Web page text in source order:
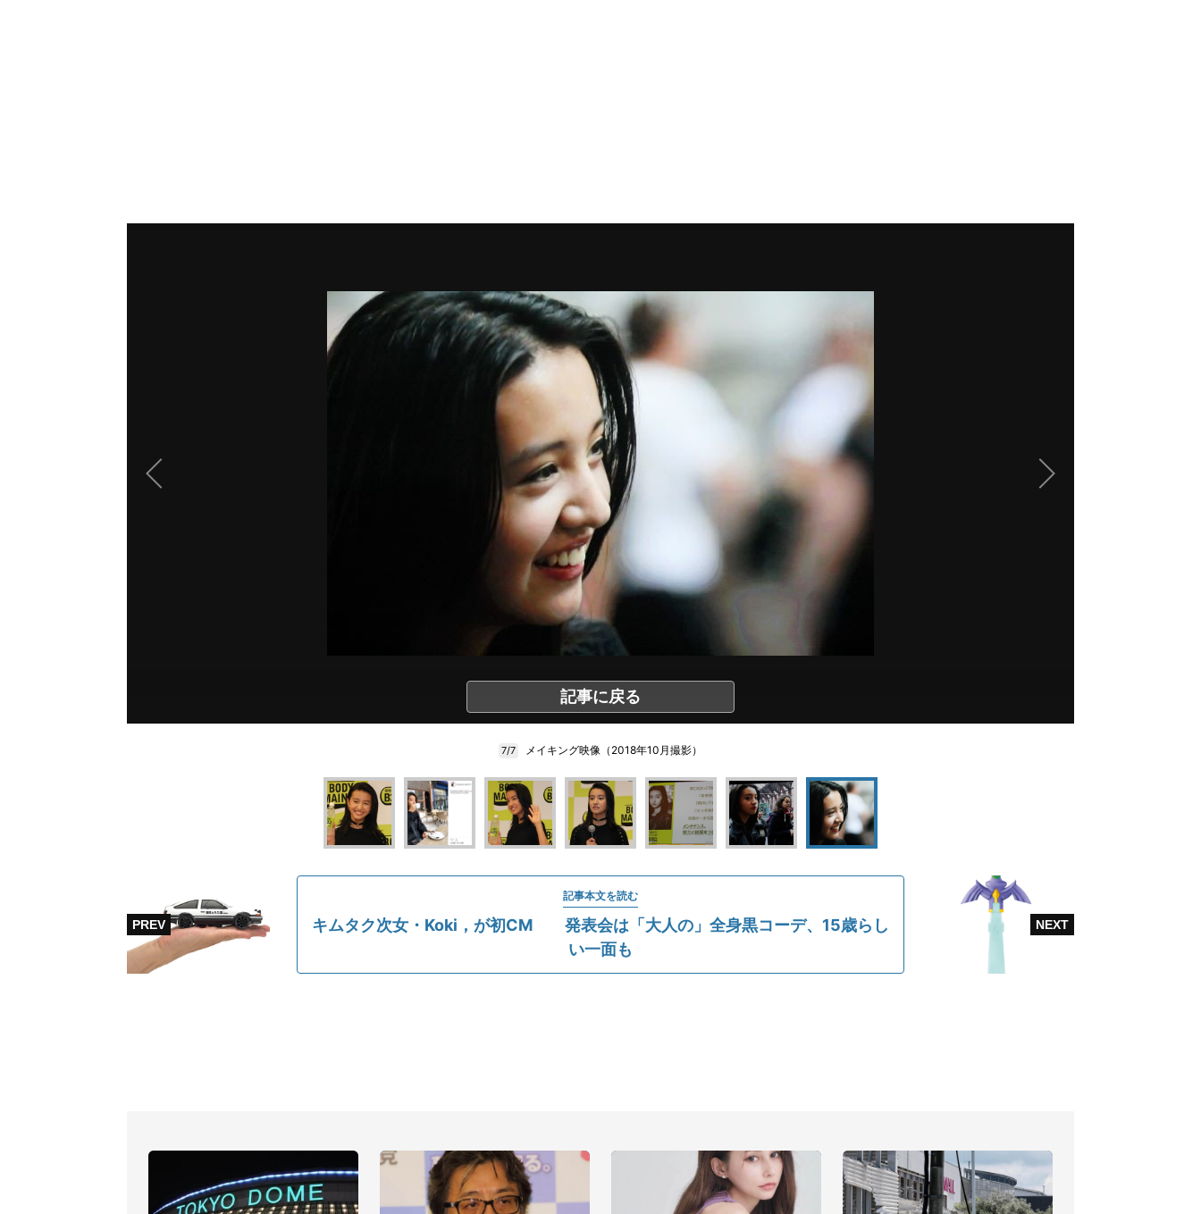
記事に戻る
7/7 メイキング映像（2018年10月撮影）
記事本文を読む
キムタク次女・Koki，が初CM 発表会は「大人の」全身黒コーデ、15歳らし
い一面も